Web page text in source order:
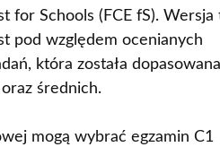
for Schools (FCE fS). Wersja
pod względem ocenianych
która została dopasowana
średnich.
mogą wybrać egzamin C1